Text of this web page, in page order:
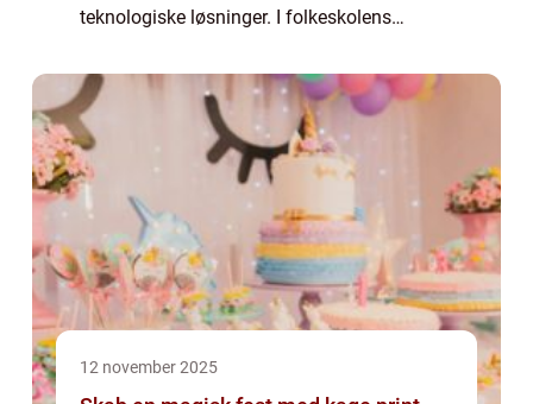
teknologiske løsninger. I folkeskolens
vigtige temaer, som hjælper ...
12 november 2025